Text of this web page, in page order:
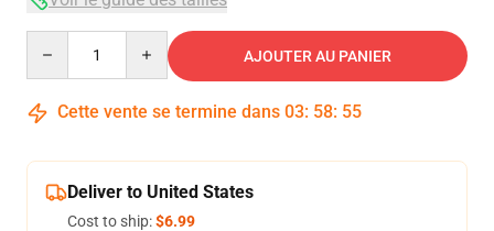
AJOUTER AU PANIER
Cette vente se termine dans 03: 58: 54
Deliver to United States
Cost to ship:$6.99